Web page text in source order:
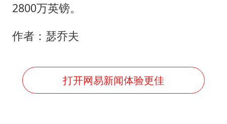
2800万英镑。
作者：瑟乔夫
打开网易新闻体验更佳